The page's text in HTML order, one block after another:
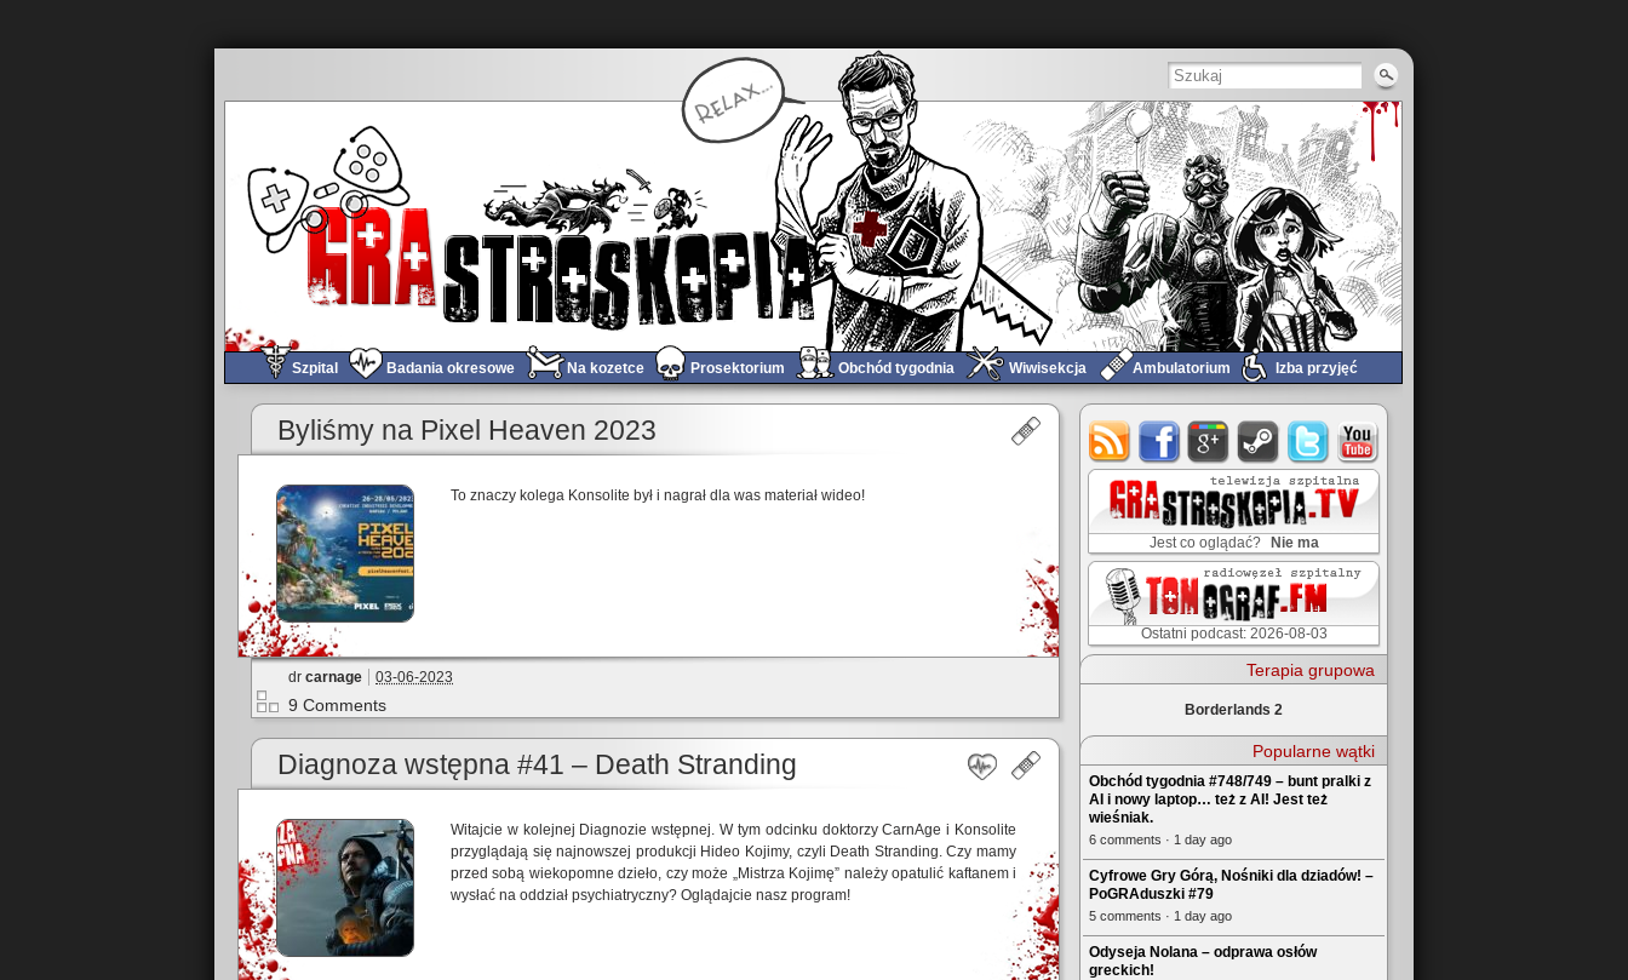
Szpital Badania okresowe Na kozetce Prosektorium Obchód tygodnia Wiwisekcja Ambulatorium Izba przyjęć
Byliśmy na Pixel Heaven 2023
To znaczy kolega Konsolite był i nagrał dla was materiał wideo!
dr carnage 03-06-2023
9 Comments
Diagnoza wstępna #41 – Death Stranding
Witajcie w kolejnej Diagnozie wstępnej. W tym odcinku doktorzy CarnAge i Konsolite
przyglądają się najnowszej produkcji Hideo Kojimy, czyli Death Stranding. Czy mamy
przed sobą wiekopomne dzieło, czy może „Mistrza Kojimę” należy opatulić kaftanem i
wysłać na oddział psychiatryczny? Oglądajcie nasz program!
Jest co oglądać? Nie ma
Ostatni podcast: 2026-08-03
Terapia grupowa
Borderlands 2
Popularne wątki
Obchód tygodnia #748/749 – bunt pralki z
AI i nowy laptop… też z AI! Jest też
wieśniak.
6 comments · 1 day ago
Cyfrowe Gry Górą, Nośniki dla dziadów! –
PoGRAduszki #79
5 comments · 1 day ago
Odyseja Nolana – odprawa osłów
greckich!